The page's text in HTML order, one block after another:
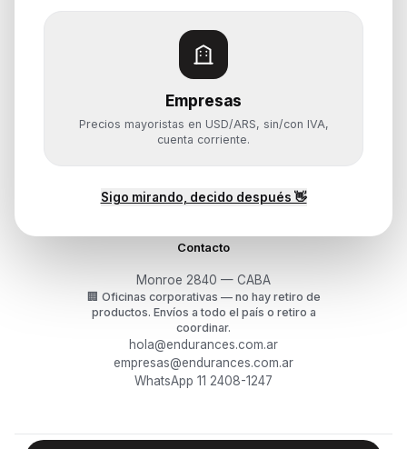
Empresas
Precios mayoristas en USD/ARS, sin/con IVA,
cuenta corriente.
Sigo mirando, decido después 👋
Componentes
Almacenamiento
Monitores y Pantallas
Ayuda
Mis pedidos
¿Cómo querés comprar?
Contacto
Monroe 2840 — CABA
🏢 Oficinas corporativas — no hay retiro de
productos. Envíos a todo el país o retiro a
coordinar.
hola@endurances.com.ar
empresas@endurances.com.ar
WhatsApp 11 2408-1247